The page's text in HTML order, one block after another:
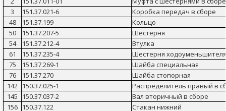
3
151.37.021-6
Коробка передач в сборе
48
151.37.199
Кольцо
50
151.37.207-5
Шестерня
54
151.37.212-4
Втулка
61
151.37.235-4
Шестерня ходоуменьшителя
75
151.37.269-1
Шайба специальная
76
151.37.270
Шайба стопорная
142 150.37.025-1
Распределитель правый в
145
150.37.037-2
Вал вторичный в сборе
156 150.37.122
Стакан нижний